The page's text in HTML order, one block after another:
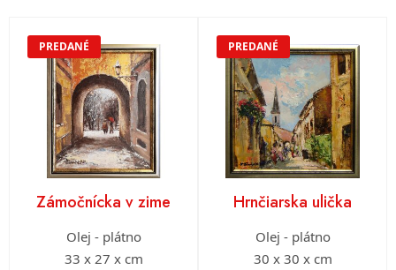
PREDANÉ
Zámočnícka v zime
Olej - plátno
33 x 27 x cm
PREDANÉ
Hrnčiarska ulička
Olej - plátno
30 x 30 x cm